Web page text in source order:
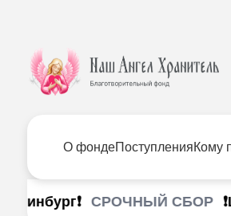
О фондеПоступленияКому
СРОЧНЫЙ СБОР